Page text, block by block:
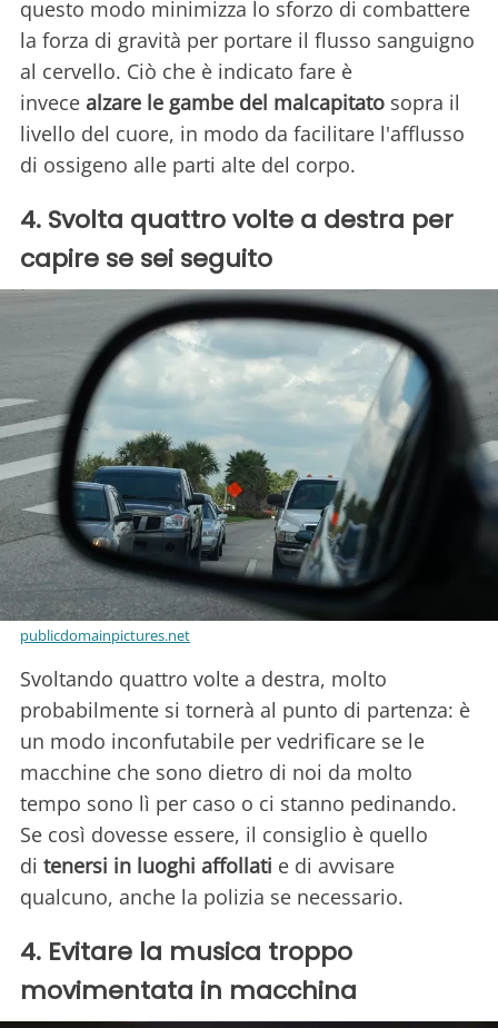
questo modo minimizza lo sforzo di combattere
la forza di gravità per portare il flusso sanguigno
al cervello. Ciò che è indicato fare è
invece alzare le gambe del malcapitato sopra il
livello del cuore, in modo da facilitare l'afflusso
di ossigeno alle parti alte del corpo.
4. Svolta quattro volte a destra per
capire se sei seguito
publicdomainpictures.net
Svoltando quattro volte a destra, molto
probabilmente si tornerà al punto di partenza: è
un modo inconfutabile per vedrificare se le
macchine che sono dietro di noi da molto
tempo sono lì per caso o ci stanno pedinando.
Se così dovesse essere, il consiglio è quello
di tenersi in luoghi affollati e di avvisare
qualcuno, anche la polizia se necessario.
4. Evitare la musica troppo
movimentata in macchina